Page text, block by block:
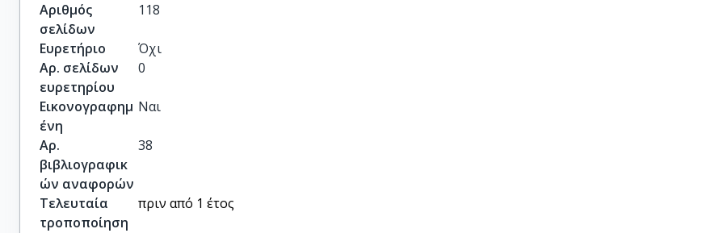
Αριθμός
σελίδων
118
Ευρετήριο
Όχι
Αρ. σελίδων
ευρετηρίου
0
Εικονογραφημ
ένη
Ναι
Αρ.
βιβλιογραφικ
ών αναφορών
38
Τελευταία
τροποποίηση
πριν από 1 έτος